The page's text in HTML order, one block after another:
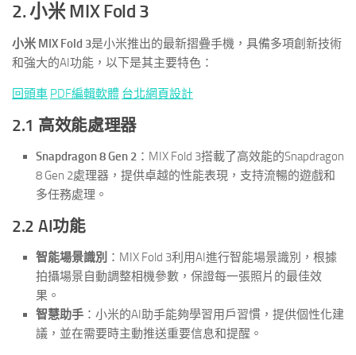
2. 小米 MIX Fold 3
小米 MIX Fold 3是小米推出的最新摺疊手機，具備多項創新技術
和強大的AI功能，以下是其主要特色：
回頭車 PDF編輯軟體 台北網頁設計
2.1 高效能處理器
Snapdragon 8 Gen 2 ：MIX Fold 3搭載了高效能的Snapdragon
8 Gen 2處理器，提供卓越的性能表現，支持流暢的遊戲和
多任務處理。
2.2 AI功能
智能場景識別 ：MIX Fold 3利用AI進行智能場景識別，根據
拍攝場景自動調整相機參數，保證每一張照片的最佳效
果。
智慧助手 ：小米的AI助手能夠學習用戶習慣，提供個性化建
議，並在需要時主動推送重要信息和提醒。